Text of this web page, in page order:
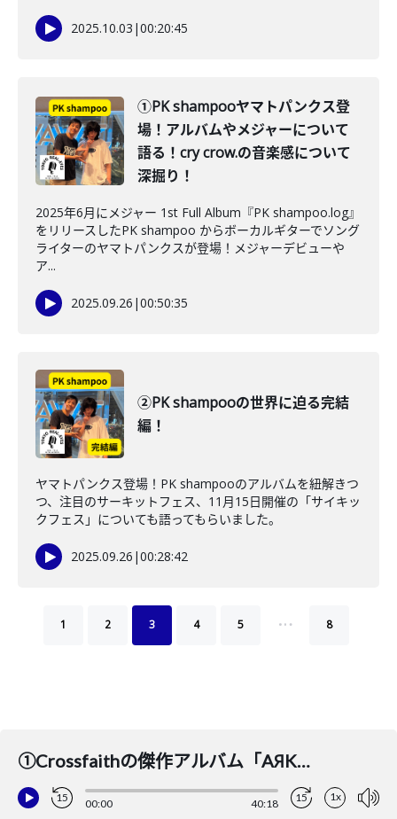
2025.10.03 |00:20:45
①PK shampooヤマトパンクス登
場！アルバムやメジャーについて
語る！cry crow.の音楽感について
深掘り！
2025年6月にメジャー 1st Full Album『PK shampoo.log』
をリリースしたPK shampoo からボーカルギターでソング
ライターのヤマトパンクスが登場！メジャーデビューや
ア...
2025.09.26 |00:50:35
②PK shampooの世界に迫る完結
編！
ヤマトパンクス登場！PK shampooのアルバムを紐解きつ
つ、注目のサーキットフェス、11月15日開催の「サイキッ
クフェス」についても語ってもらいました。
2025.09.26 |00:28:42
1 2 3 4 5 … 8
①Crossfaithの傑作アルバム「AЯK」にいたるドラマについて、チロも登場！
15 00:00 40:18 15 1x